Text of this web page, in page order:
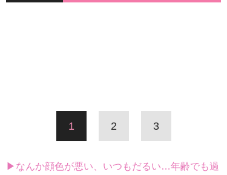
1 2 3
▶なんか顔色が悪い、いつもだるい…年齢でも過